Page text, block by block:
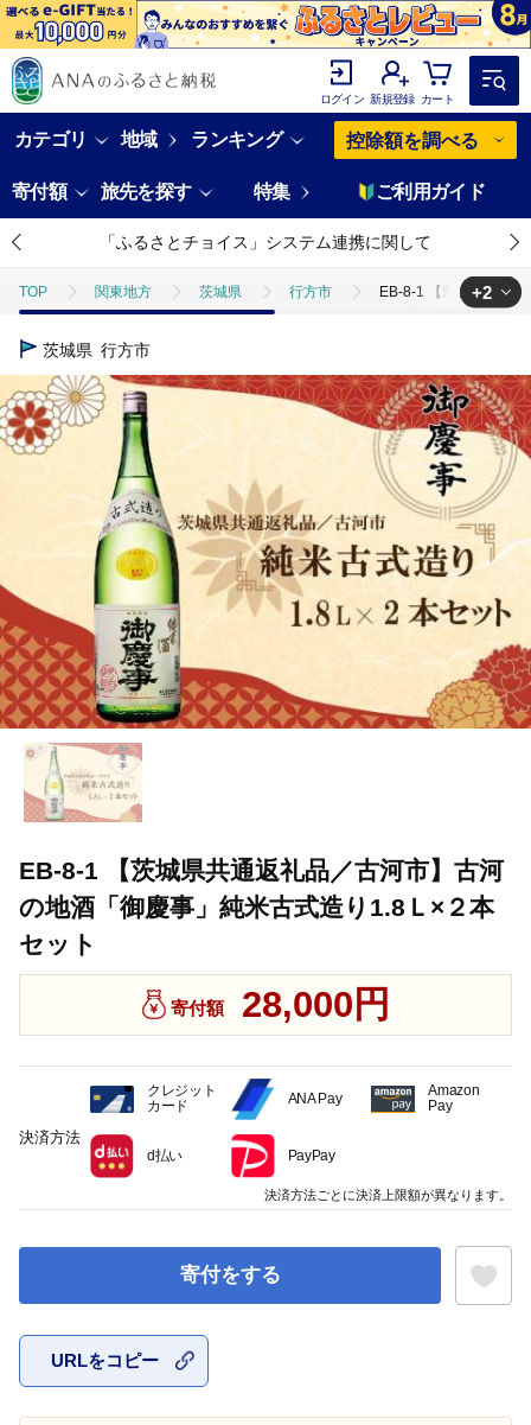
ログイン 新規登録 カート
カテゴリ 地域 ランキング 控除額を調べる
寄付額 旅先を探す 特集 ご利用ガイド
「ふるさとチョイス」システム連携に関して
TOP 関東地方 茨城県 行方市 EB-8-1 【茨城県共通
TOP
酒 日本酒 EB-8-1 【茨城県共通返礼品／古河市】古
+2
茨城県 行方市
EB-8-1 【茨城県共通返礼品／古河市】古河
の地酒「御慶事」純米古式造り1.8Ｌ×２本
セット
寄付額 28,000円
寄付をする
URLをコピー
決済方法
クレジット
カード
ANA Pay
Amazon
Pay
d払い PayPay
決済方法ごとに決済上限額が異なります。